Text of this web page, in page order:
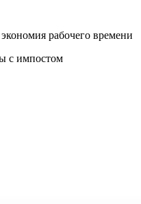
рабочего времени
с импостом